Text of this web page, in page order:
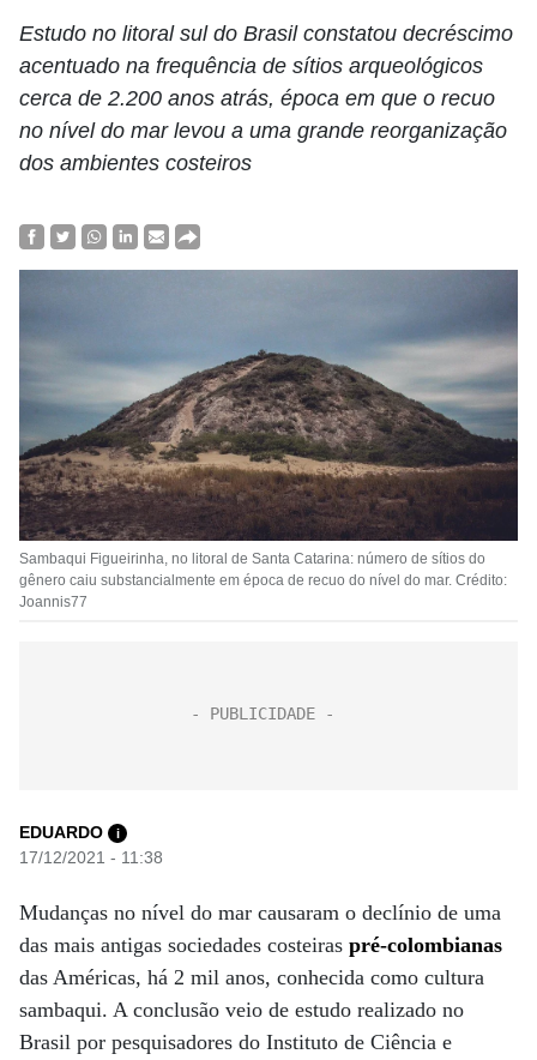
Estudo no litoral sul do Brasil constatou decréscimo
acentuado na frequência de sítios arqueológicos
cerca de 2.200 anos atrás, época em que o recuo
no nível do mar levou a uma grande reorganização
dos ambientes costeiros
Sambaqui Figueirinha, no litoral de Santa Catarina: número de sítios do
gênero caiu substancialmente em época de recuo do nível do mar. Crédito:
Joannis77
EDUARDO i
17/12/2021 - 11:38
Mudanças no nível do mar causaram o declínio de uma
das mais antigas sociedades costeiras pré-colombianas
das Américas, há 2 mil anos, conhecida como cultura
sambaqui. A conclusão veio de estudo realizado no
Brasil por pesquisadores do Instituto de Ciência e